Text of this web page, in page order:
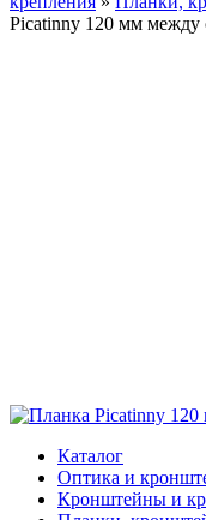
Picatinny 120 мм между
Каталог
Оптика и
Кронштейны и